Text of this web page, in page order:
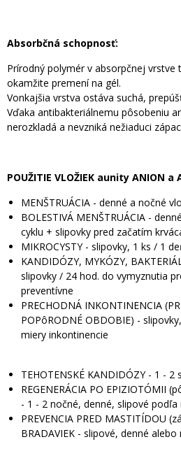
Absorbčná schopnosť:
Prírodný polymér v absorpčnej vrstve
okamžite premení na gél.
Vonkajšia vrstva ostáva suchá,
Vďaka antibakteriálnemu pôsobeniu
nerozkladá a nevzniká nežiaduci
POUŽITIE VLOŽIEK aunity ANION a
MENŠTRUÁCIA - denné a nočné
BOLESTIVÁ MENŠTRUÁCIA -
cyklu + slipovky pred začatím
MIKROCYSTY - slipovky, 1 ks / 1
KANDIDÓZY, MYKÓZY,
slipovky / 24 hod. do vymyznutia
preventívne
PRECHODNÁ INKONTINENCIA
POPôRODNÉ OBDOBIE) -
miery inkontinencie
TEHOTENSKÉ KANDIDÓZY - 1 - 2
REGENERÁCIA PO EPIZIOTÓMII
- 1 - 2 nočné, denné, slipové
PREVENCIA PRED MASTITÍDOU
BRADAVIEK - slipové, denné